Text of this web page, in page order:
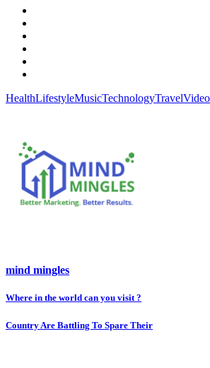
HealthLifestyleMusicTechnologyTravelVideo
mind mingles
Post
navigation
Where in the world can you visit ?
Country Are Battling To Spare Their